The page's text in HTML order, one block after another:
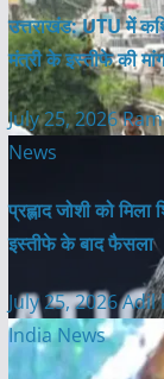
उत्तराखंड: UTU में
मंत्री के इस्तीफे की मांग
July 25, 2026
News
प्रह्लाद जोशी को
इस्तीफे के बाद फैसला
July 25, 2026Adil
India News